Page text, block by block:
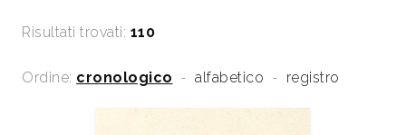
Risultati trovati: 110
Ordine: cronologico - alfabetico - registro